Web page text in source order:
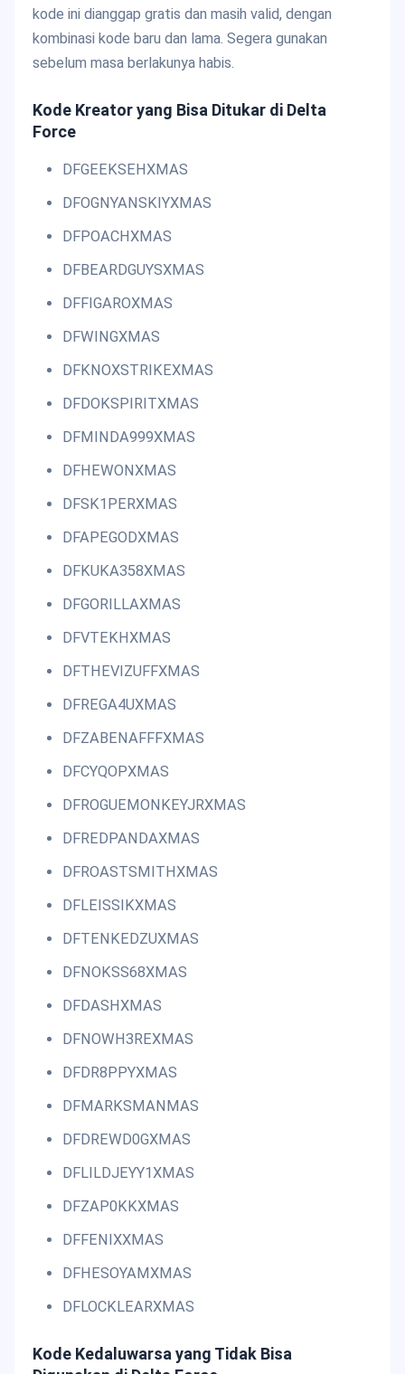
kode ini dianggap gratis dan masih valid, dengan
kombinasi kode baru dan lama. Segera gunakan
sebelum masa berlakunya habis.
Kode Kreator yang Bisa Ditukar di Delta
Force
DFGEEKSEHXMAS
DFOGNYANSKIYXMAS
DFPOACHXMAS
DFBEARDGUYSXMAS
DFFIGAROXMAS
DFWINGXMAS
DFKNOXSTRIKEXMAS
DFDOKSPIRITXMAS
DFMINDA999XMAS
DFHEWONXMAS
DFSK1PERXMAS
DFAPEGODXMAS
DFKUKA358XMAS
DFGORILLAXMAS
DFVTEKHXMAS
DFTHEVIZUFFXMAS
DFREGA4UXMAS
DFZABENAFFFXMAS
DFCYQOPXMAS
DFROGUEMONKEYJRXMAS
DFREDPANDAXMAS
DFROASTSMITHXMAS
DFLEISSIKXMAS
DFTENKEDZUXMAS
DFNOKSS68XMAS
DFDASHXMAS
DFNOWH3REXMAS
DFDR8PPYXMAS
DFMARKSMANMAS
DFDREWD0GXMAS
DFLILDJEYY1XMAS
DFZAP0KKXMAS
DFFENIXXMAS
DFHESOYAMXMAS
DFLOCKLEARXMAS
Kode Kedaluwarsa yang Tidak Bisa